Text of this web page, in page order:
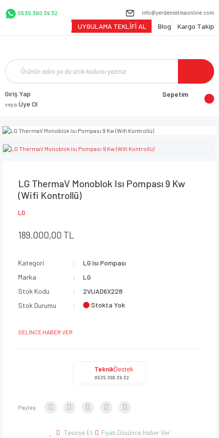
0535 360 39 32 info@yerdenisitmaonline.com
UYGULAMA TEKLİFİ AL Blog Kargo Takip
Giriş Yap
veya Üye Ol
Sepetim
LG ThermaV Monoblok Isı Pompası 9 Kw
(Wifi Kontrollü)
LG
189.000,00 TL
Kategori
LG Isı Pompası
Marka
LG
Stok Kodu
2VUAD6X228
Stok Durumu
Stokta Yok
GELİNCE HABER VER
TeknikDestek
0535 360 39 32
Paylaş:
Tavsiye Et Fiyatı Düşünce Haber Ver